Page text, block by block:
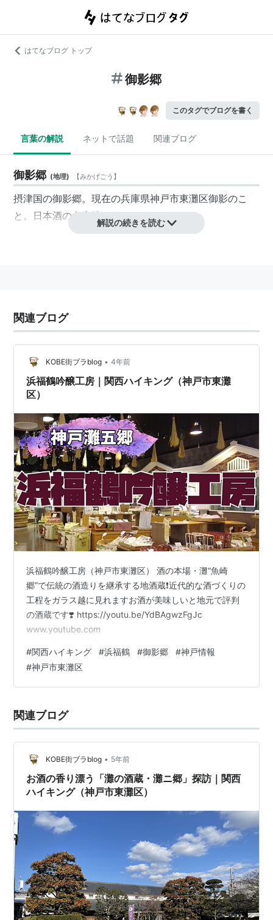
はてなブログ トップ
御影郷
このタグでブログを書く
言葉の解説 ネットで話題 関連ブログ
御影郷 (地理) 【みかげごう 】
摂津国の御影郷。現在の兵庫県神戸市東灘区御影のこ
と。日本酒の名産地である。
解説の続きを読む
関連ブログ
KOBE街ブラblog • 4年前
浜福鶴吟醸工房｜関西ハイキング（神戸市東灘
区）
浜福鶴吟醸工房（神戸市東灘区） 酒の本場・灘“魚崎
郷”で伝統の酒造りを継承する地酒蔵❗️近代的な酒づくりの
工程をガラス越に見れますお酒が美味しいと地元で評判
の酒蔵です❣️ https://youtu.be/YdBAgwzFgJc
www.youtube.com
#関西ハイキング #浜福鶴 #御影郷 #神戸情報
#神戸市東灘区
関連ブログ
KOBE街ブラblog • 5年前
お酒の香り漂う「灘の酒蔵・灘ニ郷」探訪｜関西
ハイキング（神戸市東灘区）